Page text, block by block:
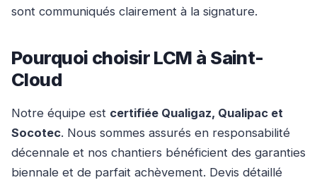
sont communiqués clairement à la signature.
Pourquoi choisir LCM à Saint-
Cloud
Notre équipe est certifiée Qualigaz, Qualipac et
Socotec. Nous sommes assurés en responsabilité
décennale et nos chantiers bénéficient des garanties
biennale et de parfait achèvement. Devis détaillé